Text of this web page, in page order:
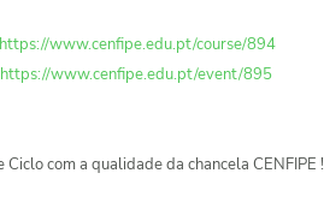
www.cenfipe.edu.pt/course/894
www.cenfipe.edu.pt/event/895
com a qualidade da chancela CENFIPE !